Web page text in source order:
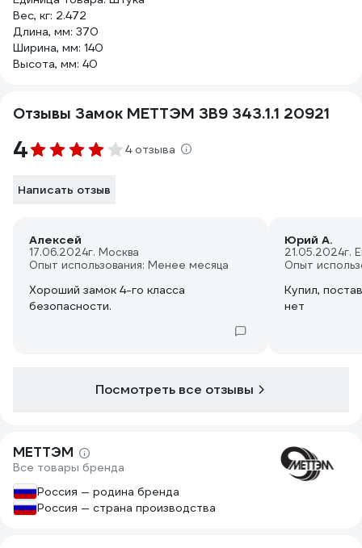
Вес, кг: 2.472
Длина, мм: 370
Ширина, мм: 140
Высота, мм: 40
Отзывы Замок МЕТТЭМ ЗВ9 343.1.1 20921
4 4 отзыва
Написать отзыв
Алексей
17.06.2024г. Москва
Опыт использования: Менее месяца
Хороший замок 4-го класса
безопасности.
Юрий А.
21.05.2024г.
Опыт
Купил,
нет
Посмотреть все отзывы
МЕТТЭМ
Все товары бренда
Россия — родина бренда
Россия — страна производства